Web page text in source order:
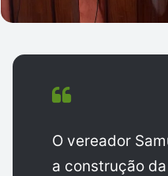
O vereador
a construção